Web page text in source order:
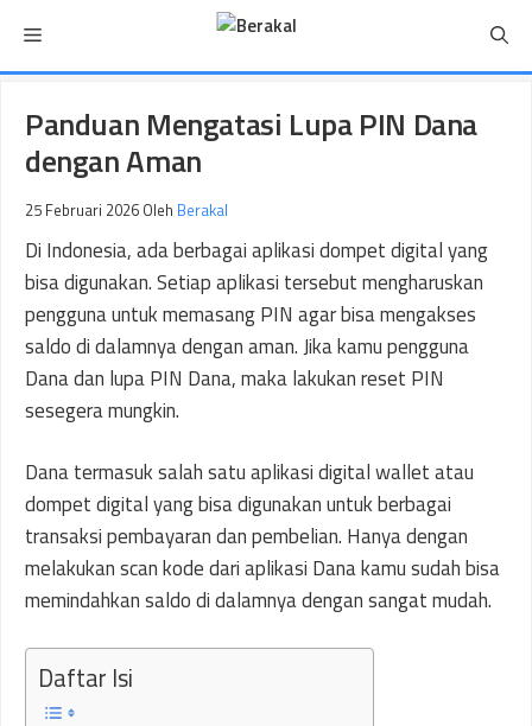
isi
Menu
Panduan Mengatasi Lupa PIN Dana
dengan Aman
25 Februari 2026 Oleh Berakal
Di Indonesia, ada berbagai aplikasi dompet digital yang
bisa digunakan. Setiap aplikasi tersebut mengharuskan
pengguna untuk memasang PIN agar bisa mengakses
saldo di dalamnya dengan aman. Jika kamu pengguna
Dana dan lupa PIN Dana, maka lakukan reset PIN
sesegera mungkin.
Dana termasuk salah satu aplikasi digital wallet atau
dompet digital yang bisa digunakan untuk berbagai
transaksi pembayaran dan pembelian. Hanya dengan
melakukan scan kode dari aplikasi Dana kamu sudah bisa
memindahkan saldo di dalamnya dengan sangat mudah.
Daftar Isi